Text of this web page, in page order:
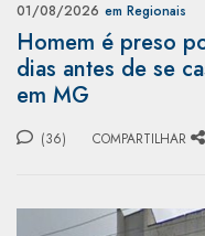
01/08/2026 em Regionais
Homem é preso
dias antes de se
em MG
(36) COMPARTILHAR